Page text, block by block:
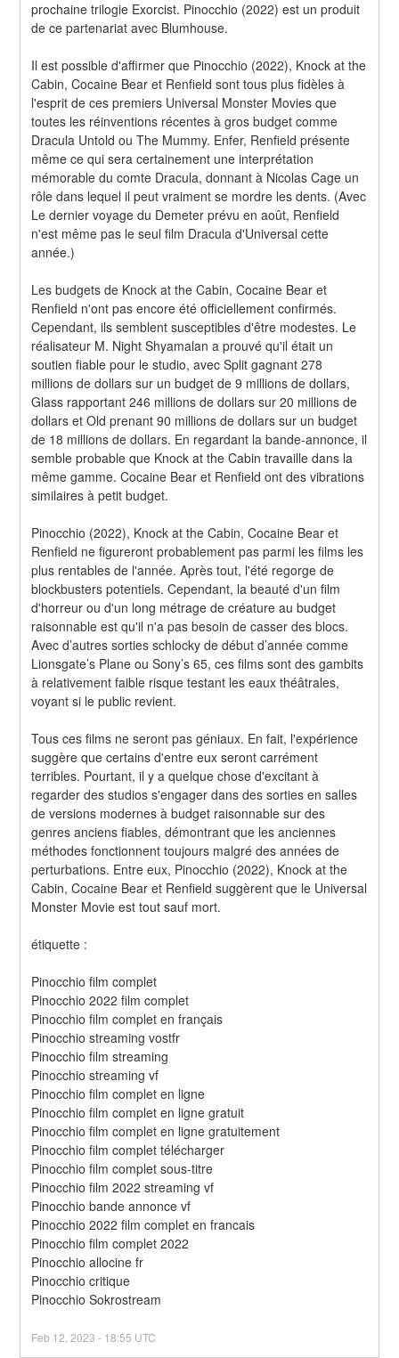
prochaine trilogie Exorcist. Pinocchio (2022) est un produit
de ce partenariat avec Blumhouse.
Il est possible d'affirmer que Pinocchio (2022), Knock at the
Cabin, Cocaine Bear et Renfield sont tous plus fidèles à
l'esprit de ces premiers Universal Monster Movies que
toutes les réinventions récentes à gros budget comme
Dracula Untold ou The Mummy. Enfer, Renfield présente
même ce qui sera certainement une interprétation
mémorable du comte Dracula, donnant à Nicolas Cage un
rôle dans lequel il peut vraiment se mordre les dents. (Avec
Le dernier voyage du Demeter prévu en août, Renfield
n'est même pas le seul film Dracula d'Universal cette
année.)
Les budgets de Knock at the Cabin, Cocaine Bear et
Renfield n'ont pas encore été officiellement confirmés.
Cependant, ils semblent susceptibles d'être modestes. Le
réalisateur M. Night Shyamalan a prouvé qu'il était un
soutien fiable pour le studio, avec Split gagnant 278
millions de dollars sur un budget de 9 millions de dollars,
Glass rapportant 246 millions de dollars sur 20 millions de
dollars et Old prenant 90 millions de dollars sur un budget
de 18 millions de dollars. En regardant la bande-annonce, il
semble probable que Knock at the Cabin travaille dans la
même gamme. Cocaine Bear et Renfield ont des vibrations
similaires à petit budget.
Pinocchio (2022), Knock at the Cabin, Cocaine Bear et
Renfield ne figureront probablement pas parmi les films les
plus rentables de l'année. Après tout, l'été regorge de
blockbusters potentiels. Cependant, la beauté d'un film
d'horreur ou d'un long métrage de créature au budget
raisonnable est qu'il n'a pas besoin de casser des blocs.
Avec d’autres sorties schlocky de début d’année comme
Lionsgate’s Plane ou Sony’s 65, ces films sont des gambits
à relativement faible risque testant les eaux théâtrales,
voyant si le public revient.
Tous ces films ne seront pas géniaux. En fait, l'expérience
suggère que certains d'entre eux seront carrément
terribles. Pourtant, il y a quelque chose d'excitant à
regarder des studios s'engager dans des sorties en salles
de versions modernes à budget raisonnable sur des
genres anciens fiables, démontrant que les anciennes
méthodes fonctionnent toujours malgré des années de
perturbations. Entre eux, Pinocchio (2022), Knock at the
Cabin, Cocaine Bear et Renfield suggèrent que le Universal
Monster Movie est tout sauf mort.
étiquette :
Pinocchio film complet
Pinocchio 2022 film complet
Pinocchio film complet en français
Pinocchio streaming vostfr
Pinocchio film streaming
Pinocchio streaming vf
Pinocchio film complet en ligne
Pinocchio film complet en ligne gratuit
Pinocchio film complet en ligne gratuitement
Pinocchio film complet télécharger
Pinocchio film complet sous-titre
Pinocchio film 2022 streaming vf
Pinocchio bande annonce vf
Pinocchio 2022 film complet en francais
Pinocchio film complet 2022
Pinocchio allocine fr
Pinocchio critique
Pinocchio Sokrostream
Feb 12 ,2023 - 18:55 UTC